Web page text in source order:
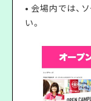
• 会場内では、
い。